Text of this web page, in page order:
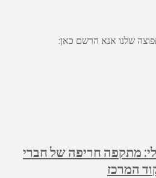
שלנו אנא הרשם כאן:
מתקפה חריפה של חברי
המרכז